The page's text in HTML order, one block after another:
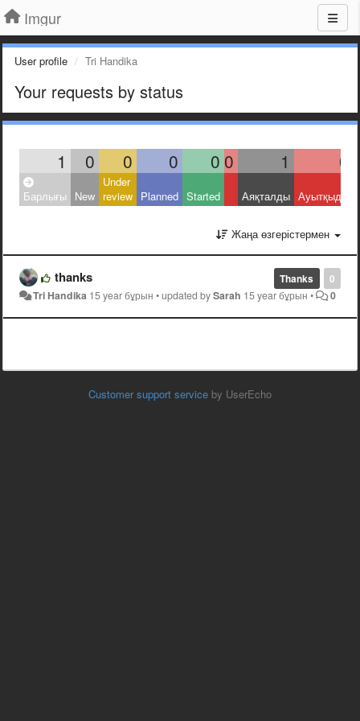
Imgur
User profile Tri Handika
Your requests by status
1 0 0 0 0 0 1 0
Барлығы New
Under
review Planned Started Аяқталды Ауытқыды
Жаңа өзгерістермен
0
Thanks
thanks
Tri Handika 15 year бұрын •updated bySarah 15 year бұрын • 0
Customer support service by UserEcho